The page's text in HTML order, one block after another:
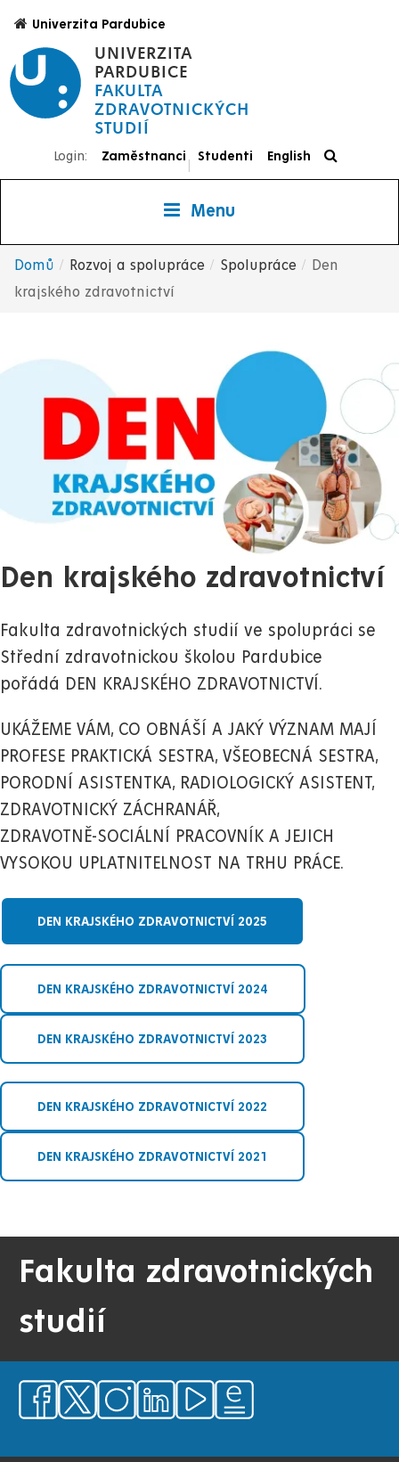
hlavnímu
obsahu
UNIVERZITA
PARDUBICE
FAKULTA
ZDRAVOTNICKÝCH
STUDIÍ
Univerzita Pardubice
Login: Zaměstnanci
|
Studenti English
Menu
Drobečková
Domů Rozvoj a spolupráce Spolupráce
Den
krajského zdravotnictví
Den krajského zdravotnictví
Fakulta zdravotnických studií ve spolupráci se
Střední zdravotnickou školou Pardubice
pořádá DEN KRAJSKÉHO ZDRAVOTNICTVÍ.
UKÁŽEME VÁM, CO OBNÁŠÍ A JAKÝ VÝZNAM MAJÍ
PROFESE PRAKTICKÁ SESTRA, VŠEOBECNÁ SESTRA,
PORODNÍ ASISTENTKA, RADIOLOGICKÝ ASISTENT,
ZDRAVOTNICKÝ ZÁCHRANÁŘ,
ZDRAVOTNĚ-SOCIÁLNÍ PRACOVNÍK A JEJICH
VYSOKOU UPLATNITELNOST NA TRHU PRÁCE.
DEN KRAJSKÉHO ZDRAVOTNICTVÍ 2025
DEN KRAJSKÉHO ZDRAVOTNICTVÍ 2024
DEN KRAJSKÉHO ZDRAVOTNICTVÍ 2023
DEN KRAJSKÉHO ZDRAVOTNICTVÍ 2022
DEN KRAJSKÉHO ZDRAVOTNICTVÍ 2021
Fakulta zdravotnických
studií